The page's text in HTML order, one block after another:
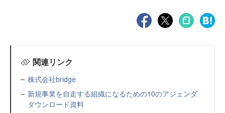
関連リンク
株式会社bridge
新規事業を自走する組織になるための10のアジェンダ
ダウンロード資料